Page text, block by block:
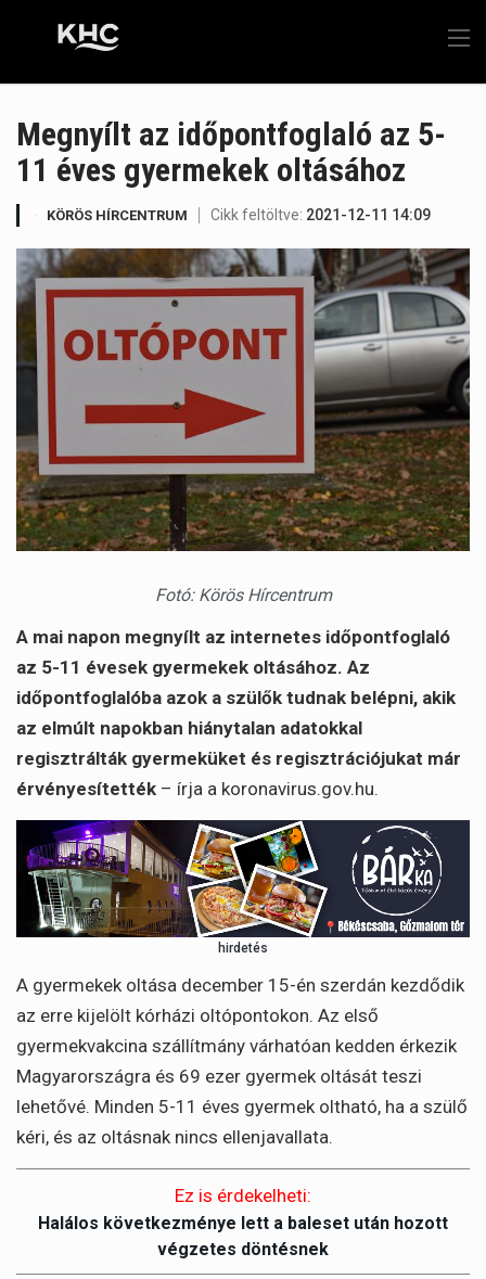
Megnyílt az időpontfoglaló az 5-
11 éves gyermekek oltásához
KÖRÖS HÍRCENTRUM Cikk feltöltve: 2021-12-11 14:09
Fotó: Körös Hírcentrum
A mai napon megnyílt az internetes időpontfoglaló
az 5-11 évesek gyermekek oltásához. Az
időpontfoglalóba azok a szülők tudnak belépni, akik
az elmúlt napokban hiánytalan adatokkal
regisztrálták gyermeküket és regisztrációjukat már
érvényesítették – írja a koronavirus.gov.hu.
hirdetés
A gyermekek oltása december 15-én szerdán kezdődik
az erre kijelölt kórházi oltópontokon. Az első
gyermekvakcina szállítmány várhatóan kedden érkezik
Magyarországra és 69 ezer gyermek oltását teszi
lehetővé. Minden 5-11 éves gyermek oltható, ha a szülő
kéri, és az oltásnak nincs ellenjavallata.
Ez is érdekelheti:
Halálos következménye lett a baleset után hozott
végzetes döntésnek